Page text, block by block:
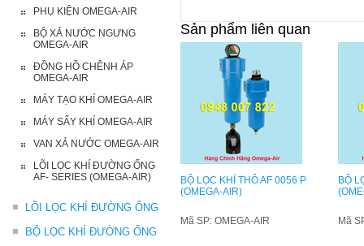
PHỤ KIỆN OMEGA-AIR
BỘ XẢ NƯỚC NGƯNG
OMEGA-AIR
ĐỒNG HỒ CHÊNH ÁP
OMEGA-AIR
MÁY TẠO KHÍ OMEGA-AIR
MÁY SẤY KHÍ OMEGA-AIR
VAN XẢ NƯỚC OMEGA-AIR
LÕI LỌC KHÍ ĐƯỜNG ỐNG
AF- SERIES (OMEGA-AIR)
LÕI LỌC KHÍ ĐƯỜNG ỐNG
BỘ LỌC KHÍ ĐƯỜNG ỐNG
Sản phẩm liên quan
BỘ LỌC KHÍ THÔ AF 0056 P
(OMEGA-AIR)
Mã SP: OMEGA-AIR
BỘ
Mã